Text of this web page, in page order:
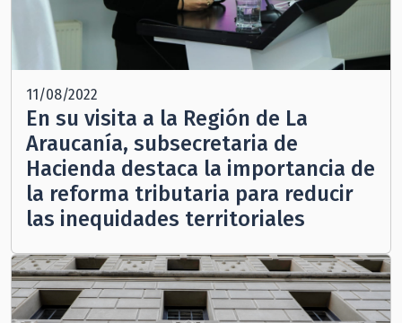
11/08/2022
En su visita a la Región de La
Araucanía, subsecretaria de
Hacienda destaca la importancia de
la reforma tributaria para reducir
las inequidades territoriales